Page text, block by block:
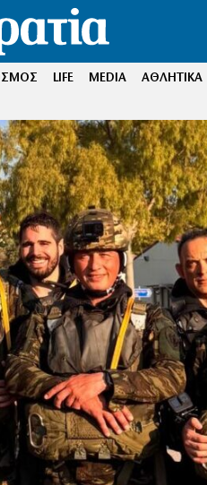
LIFE MEDIA ΑΘΛΗΤΙΚΑ